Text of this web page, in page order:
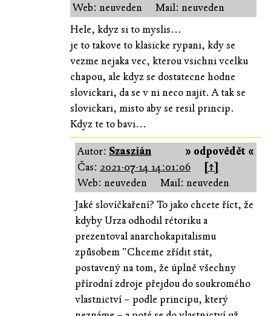
Web: neuveden
Mail: neuveden
Hele, kdyz si to myslis...
je to takove to klasicke rypani, kdy se
vezme nejaka vec, kterou vsichni vcelku
chapou, ale kdyz se dostatecne hodne
slovickari, da se v ni neco najit. A tak se
slovickari, misto aby se resil princip.
Kdyz te to bavi...
» odpovědět «
Autor: Szaszián
Čas: 2021-07-14 14:01:06
[↑]
Web: neuveden
Mail: neuveden
Jaké slovíčkaření? To jako chcete říct, že
kdyby Urza odhodil rétoriku a
prezentoval anarchokapitalismu
způsobem "Chceme zřídit stát,
postavený na tom, že úplně všechny
přírodní zdroje přejdou do soukromého
vlastnictví – podle principu, který